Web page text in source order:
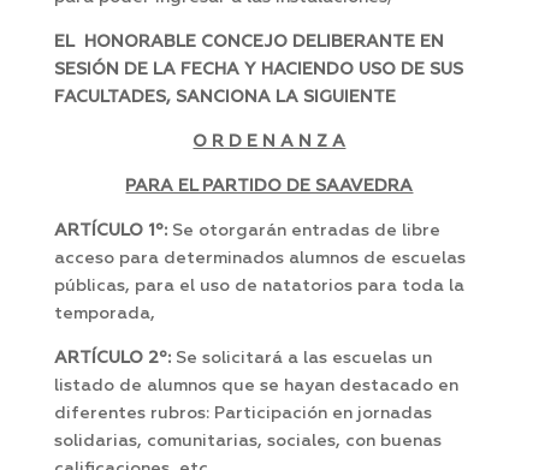
EL HONORABLE CONCEJO DELIBERANTE EN
SESIÓN DE LA FECHA Y HACIENDO USO DE SUS
FACULTADES, SANCIONA LA SIGUIENTE
O R D E N A N Z A
PARA EL PARTIDO DE SAAVEDRA
ARTÍCULO 1º:Se otorgarán entradas de libre
acceso para determinados alumnos de escuelas
públicas, para el uso de natatorios para toda la
temporada,
ARTÍCULO 2º:Se solicitará a las escuelas un
listado de alumnos que se hayan destacado en
diferentes rubros: Participación en jornadas
solidarias, comunitarias, sociales, con buenas